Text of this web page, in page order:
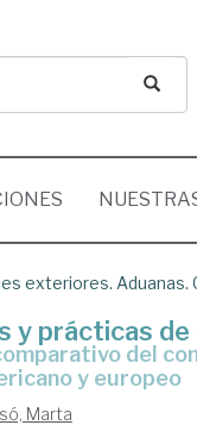
exteriores. Aduanas.
y prácticas
y europeo
Marta